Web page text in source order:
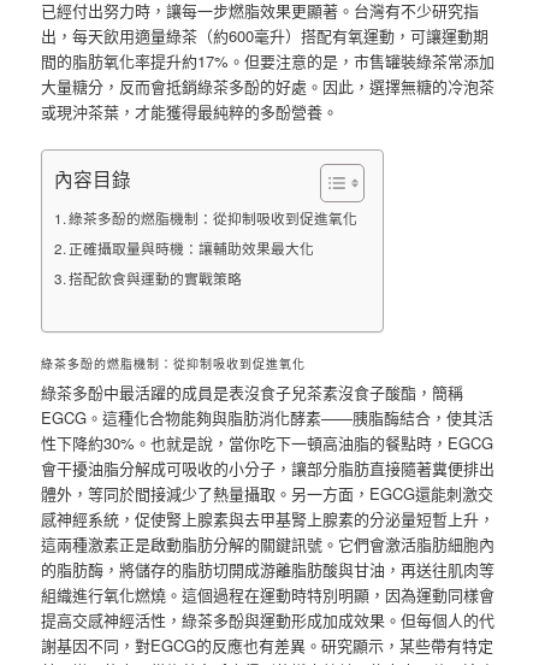
已經付出努力時，讓每一步燃脂效果更顯著。台灣有不少研究指
出，每天飲用適量綠茶（約600毫升）搭配有氧運動，可讓運動期
間的脂肪氧化率提升約17%。但要注意的是，市售罐裝綠茶常添加
大量糖分，反而會抵銷綠茶多酚的好處。因此，選擇無糖的冷泡茶
或現沖茶葉，才能獲得最純粹的多酚營養。
內容目錄
綠茶多酚的燃脂機制：從抑制吸收到促進氧化
正確攝取量與時機：讓輔助效果最大化
搭配飲食與運動的實戰策略
綠茶多酚的燃脂機制：從抑制吸收到促進氧化
綠茶多酚中最活躍的成員是表沒食子兒茶素沒食子酸酯，簡稱
EGCG。這種化合物能夠與脂肪消化酵素——胰脂酶結合，使其活
性下降約30%。也就是說，當你吃下一頓高油脂的餐點時，EGCG
會干擾油脂分解成可吸收的小分子，讓部分脂肪直接隨著糞便排出
體外，等同於間接減少了熱量攝取。另一方面，EGCG還能刺激交
感神經系統，促使腎上腺素與去甲基腎上腺素的分泌量短暫上升，
這兩種激素正是啟動脂肪分解的關鍵訊號。它們會激活脂肪細胞內
的脂肪酶，將儲存的脂肪切開成游離脂肪酸與甘油，再送往肌肉等
組織進行氧化燃燒。這個過程在運動時特別明顯，因為運動同樣會
提高交感神經活性，綠茶多酚與運動形成加成效果。但每個人的代
謝基因不同，對EGCG的反應也有差異。研究顯示，某些帶有特定